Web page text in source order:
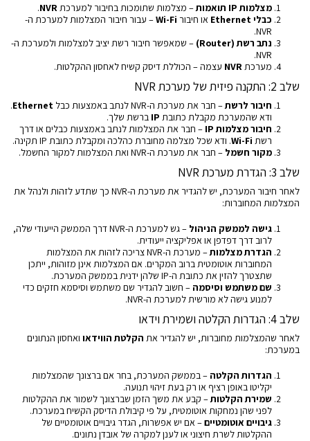
מצלמות IP תואמות – מצלמות שתומכות בחיבור למערכתNVR
.
כבלי Ethernet
או חיבור Wi-Fi– עבור חיבור המצלמות למערכת ה-
NVR.
נתב רשת (Router)
– שמאפשר חיבור רשת יציב למצלמות ולמערכת ה-
NVR.
מערכתNVR עצמה – הכוללת דיסק קשיח לאחסון ההקלטות.
שלב 2: התקנה פיזית של מערכת NVR
חיבור לרשת– חבר את מערכת ה-NVR לנתב באמצעות כבל Ethernet
.
ודא שהמערכת מקבלת כתובת IP ברשת שלך.
חיבור מצלמות IP
– חבר את המצלמות לנתב באמצעות כבלים או דרך
רשת Wi-Fi. ודא שכל מצלמה מחוברת כהלכה ומקבלת כתובת IP תקינה.
מקור חשמל – חבר את מערכת ה-NVR ואת המצלמות למקור החשמל.
שלב 3: הגדרת מערכת NVR
לאחר חיבור המערכת, יש להגדיר את מערכת ה-NVR כך שתדע לזהות ולנהל את
המצלמות המחוברות:
גישה לממשק הניהול
– גש למערכת ה-NVR דרך הממשק הייעודי שלה,
לרוב דרך דפדפן או אפליקציה ייעודית.
הגדרת מצלמות
– מערכת ה-NVR צריכה לזהות את המצלמות
המחוברות אוטומטית ברוב המקרים. אם המצלמות אינן מזוהות, ייתכן
שתצטרך להזין את כתובת ה-IP שלהן ידנית בממשק המערכת.
שם משתמש וסיסמה – חשוב להגדיר שם משתמש וסיסמא חזקים כדי
למנוע גישה לא מורשית למערכת ה-NVR.
שלב 4: הגדרות הקלטה ושמירת וידאו
לאחר שהמצלמות מחוברות, יש להגדיר את הקלטת הווידאו ואחסון הנתונים
במערכת:
הגדרות הקלטה – בממשק המערכת, בחר אם ברצונך שהמצלמות
יקליטו באופן רציף או רק בעת זיהוי תנועה.
שמירת הקלטות– קבע את משך הזמן שברצונך לשמור את ההקלטות
לפני שהן נמחקות אוטומטית, על פי קיבולת הדיסק הקשיח במערכת.
גיבויים אוטומטיים– אם יש אפשרות, הגדר גיבויים אוטומטיים של
ההקלטות לשרת חיצוני או לענן למקרה של אובדן נתונים.